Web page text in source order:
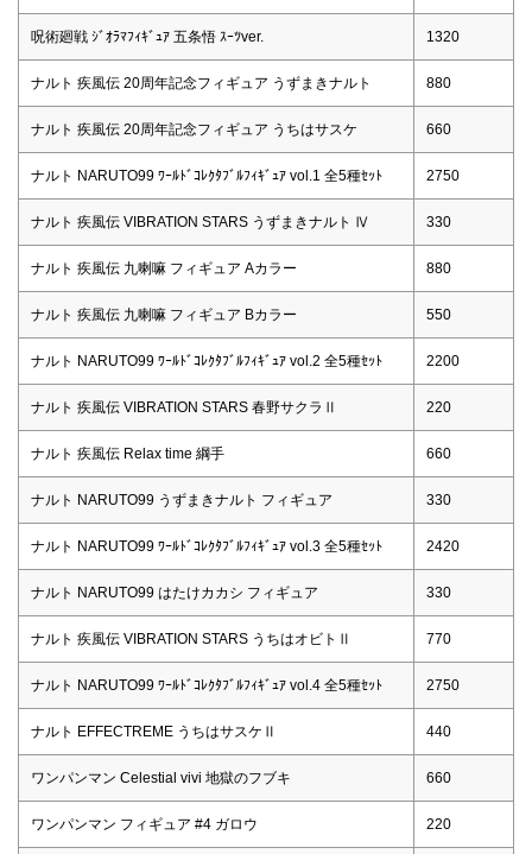
呪術廻戦 ｼﾞｵﾗﾏﾌｨｷﾞｭｱ 五条悟 ｽｰﾂver. 1320
ナルト 疾風伝 20周年記念フィギュア うずまきナルト 880
ナルト 疾風伝 20周年記念フィギュア うちはサスケ 660
ナルト NARUTO99 ﾜｰﾙﾄﾞｺﾚｸﾀﾌﾞﾙﾌｨｷﾞｭｱ vol.1 全5種ｾｯﾄ 2750
ナルト 疾風伝 VIBRATION STARS うずまきナルト Ⅳ 330
ナルト 疾風伝 九喇嘛 フィギュア Aカラー 880
ナルト 疾風伝 九喇嘛 フィギュア Bカラー 550
ナルト NARUTO99 ﾜｰﾙﾄﾞｺﾚｸﾀﾌﾞﾙﾌｨｷﾞｭｱ vol.2 全5種ｾｯﾄ 2200
ナルト 疾風伝 VIBRATION STARS 春野サクラⅡ 220
ナルト 疾風伝 Relax time 綱手 660
ナルト NARUTO99 うずまきナルト フィギュア 330
ナルト NARUTO99 ﾜｰﾙﾄﾞｺﾚｸﾀﾌﾞﾙﾌｨｷﾞｭｱ vol.3 全5種ｾｯﾄ 2420
ナルト NARUTO99 はたけカカシ フィギュア 330
ナルト 疾風伝 VIBRATION STARS うちはオビトⅡ 770
ナルト NARUTO99 ﾜｰﾙﾄﾞｺﾚｸﾀﾌﾞﾙﾌｨｷﾞｭｱ vol.4 全5種ｾｯﾄ 2750
ナルト EFFECTREME うちはサスケⅡ 440
ワンパンマン Celestial vivi 地獄のフブキ 660
ワンパンマン フィギュア #4 ガロウ 220